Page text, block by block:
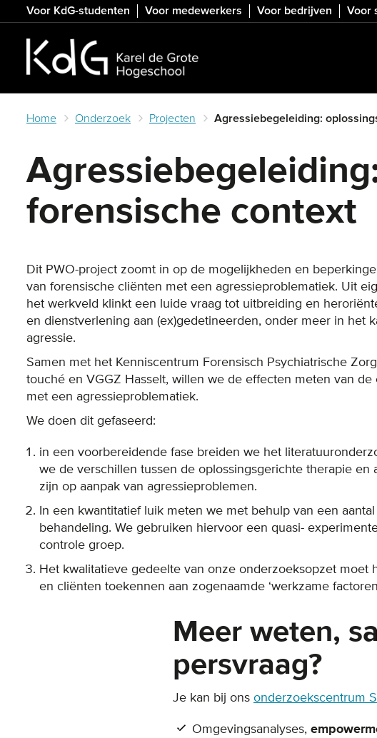
to
main
content
Voor KdG-studenten Voor medewerkers Voor bedrijven Voor
Home Onderzoek Projecten Agressiebegeleiding:
forensische context
Dit PWO-project zoomt in op de mogelijkheden en
van forensische cliënten met een agressieproblematiek. Uit
het werkveld klinkt een luide vraag tot uitbreiding en
en dienstverlening aan (ex)gedetineerden, onder meer in het
agressie.
Samen met het Kenniscentrum Forensisch Psychiatrische
touché en VGGZ Hasselt, willen we de effecten meten van
met een agressieproblematiek.
We doen dit gefaseerd:
in een voorbereidende fase breiden we het
we de verschillen tussen de oplossingsgerichte therapie
zijn op aanpak van agressieproblemen.
In een kwantitatief luik meten we met behulp van een
behandeling. We gebruiken hiervoor een quasi-
controle groep.
Het kwalitatieve gedeelte van onze onderzoeksopzet
en cliënten toekennen aan zogenaamde ‘werkzame
Meer weten,
persvraag?
Je kan bij ons onderzoekscentrum
Omgevingsanalyses,